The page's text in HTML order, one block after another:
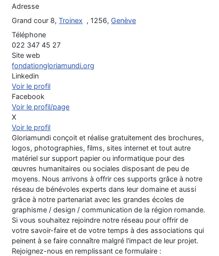
Adresse
Grand cour 8,Troinex , 1256,Genève
Téléphone
022 347 45 27
Site web
fondationgloriamundi.org
Linkedin
Voir le profil
Facebook
Voir le profil/page
X
Voir le profil
Gloriamundi conçoit et réalise gratuitement des brochures,
logos, photographies, films, sites internet et tout autre
matériel sur support papier ou informatique pour des
œuvres humanitaires ou sociales disposant de peu de
moyens. Nous arrivons à offrir ces supports grâce à notre
réseau de bénévoles experts dans leur domaine et aussi
grâce à notre partenariat avec les grandes écoles de
graphisme / design / communication de la région romande.
Si vous souhaitez rejoindre notre réseau pour offrir de
votre savoir-faire et de votre temps à des associations qui
peinent à se faire connaître malgré l'impact de leur projet.
Rejoignez-nous en remplissant ce formulaire :